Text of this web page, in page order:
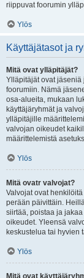
riippuvat foorumin
Ylös
Käyttäjätasot ja
Mitä ovat ylläpitäjät?
Ylläpitäjät ovat
foorumiin. Nämä
osa-alueita, mukaan
käyttäjäryhmät ja
ylläpitäjille
valvojan oikeudet
määrittelemistä
Ylös
Mitä ovatr valvojat?
Valvojat ovat
perään päivittäin.
siirtää, poistaa ja
oikeudet. Yleensä
keskustelua tai hyvien
Ylös
Mitä ovat